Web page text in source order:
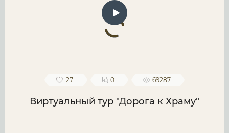
27 0 69287
Виртуальный тур "Дорога к Храму"